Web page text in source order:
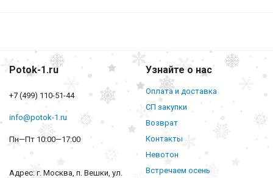
Potok-1.ru
+7 (499) 110-51-44
info@potok-1.ru
Пн—Пт 10:00—17:00
Адрес: г. Москва, п. Вешки, ул.
Узнайте о нас
Оплата и доставка
СП закупки
Возврат
Контакты
Невотон
Встречаем осень